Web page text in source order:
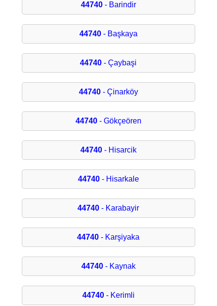
44740- Barindir
44740- Başkaya
44740 - Çaybaşi
44740- Çinarköy
44740- Gökçeören
44740- Hisarcik
44740- Hisarkale
44740 - Karabayir
44740 - Karşiyaka
44740- Kaynak
44740- Kerimli